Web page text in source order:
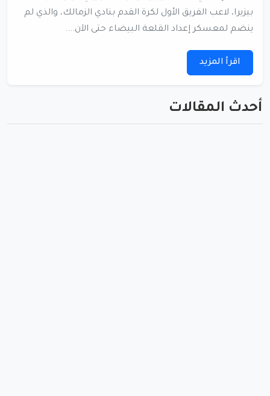
بيزيرا، لاعب الفريق الأول لكرة القدم بنادي الزمالك، والذي لم
ينضم لمعسكر إعداد القلعة البيضاء حتى الآن....
اقرأ المزيد
أحدث المقالات